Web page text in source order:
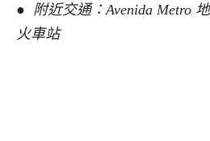
● 附近交通：Avenida Metro
火車站